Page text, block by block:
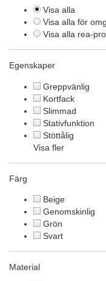
Visa alla
Visa alla för
Visa alla rea-
Egenskaper
Greppvänlig
Kortfack
Slimmad
Stativfunktion
Stöttålig
Visa fler
Färg
Beige
Genomskinlig
Grön
Svart
Material